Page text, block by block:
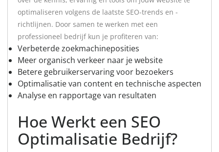
optimaliseren volgens de laatste SEO-trends en -
richtlijnen. Door samen te werken met een
professioneel bedrijf kun je profiteren van:
Verbeterde zoekmachineposities
Meer organisch verkeer naar je website
Betere gebruikerservaring voor bezoekers
Optimalisatie van content en technische aspecten
Analyse en rapportage van resultaten
Hoe Werkt een SEO
Optimalisatie Bedrijf?